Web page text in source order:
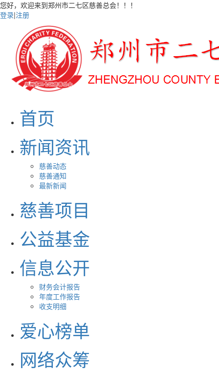
您好，欢迎来到郑州市二七区慈善总会！！！
登录|注册
首页
新闻资讯
慈善动态
慈善通知
最新新闻
慈善项目
公益基金
信息公开
财务会计报告
年度工作报告
收支明细
爱心榜单
网络众筹